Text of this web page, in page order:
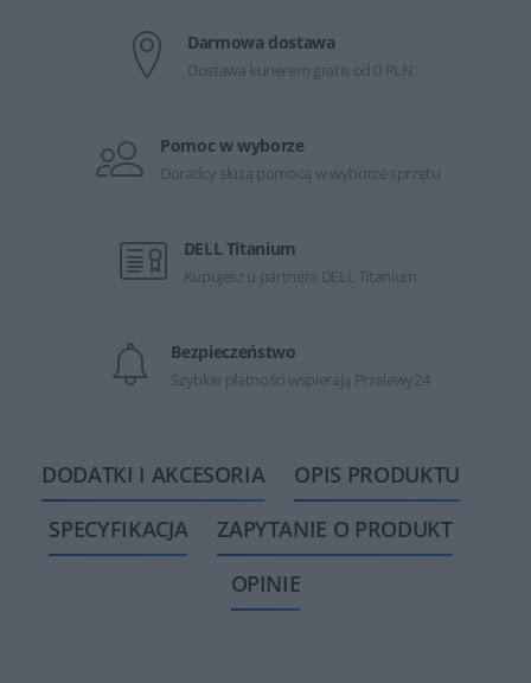
Darmowa dostawa
Dostawa kurierem gratis od 0 PLN
Pomoc w wyborze
Doradcy służą pomocą w wyborze sprzętu
DELL Titanium
Kupujesz u partnera DELL Titanium
Bezpieczeństwo
Szybkie płatności wspierają Przelewy24
DODATKI I AKCESORIA
OPIS PRODUKTU
SPECYFIKACJA
ZAPYTANIE O PRODUKT
OPINIE